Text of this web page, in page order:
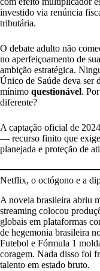
investido via renúncia
tributária.
O debate adulto não
no aperfeiçoamento de
ambição estratégica.
Único de Saúde deva ser
mínimo questionável.
diferente?
A captação oficial de
— recurso finito que
planejada e proteção de
Netflix, o octógono e a
A novela brasileira abriu
streaming colocou
globais em plataformas
de hegemonia brasileira
Futebol e Fórmula 1
coragem. Nada disso foi
talento em estado bruto.